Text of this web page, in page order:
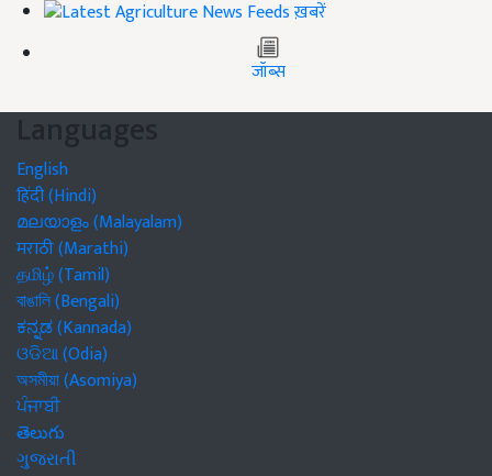
ख़बरें
जॉब्स
Languages
English
हिंदी (Hindi)
മലയാളം (Malayalam)
मराठी (Marathi)
தமிழ் (Tamil)
বাঙালি (Bengali)
ಕನ್ನಡ (Kannada)
ଓଡିଆ (Odia)
অসমীয়া (Asomiya)
ਪੰਜਾਬੀ
తెలుగు
ગુજરાતી